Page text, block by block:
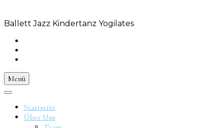
Ballett Jazz Kindertanz Yogilates
Menü
Startseite
Über Uns